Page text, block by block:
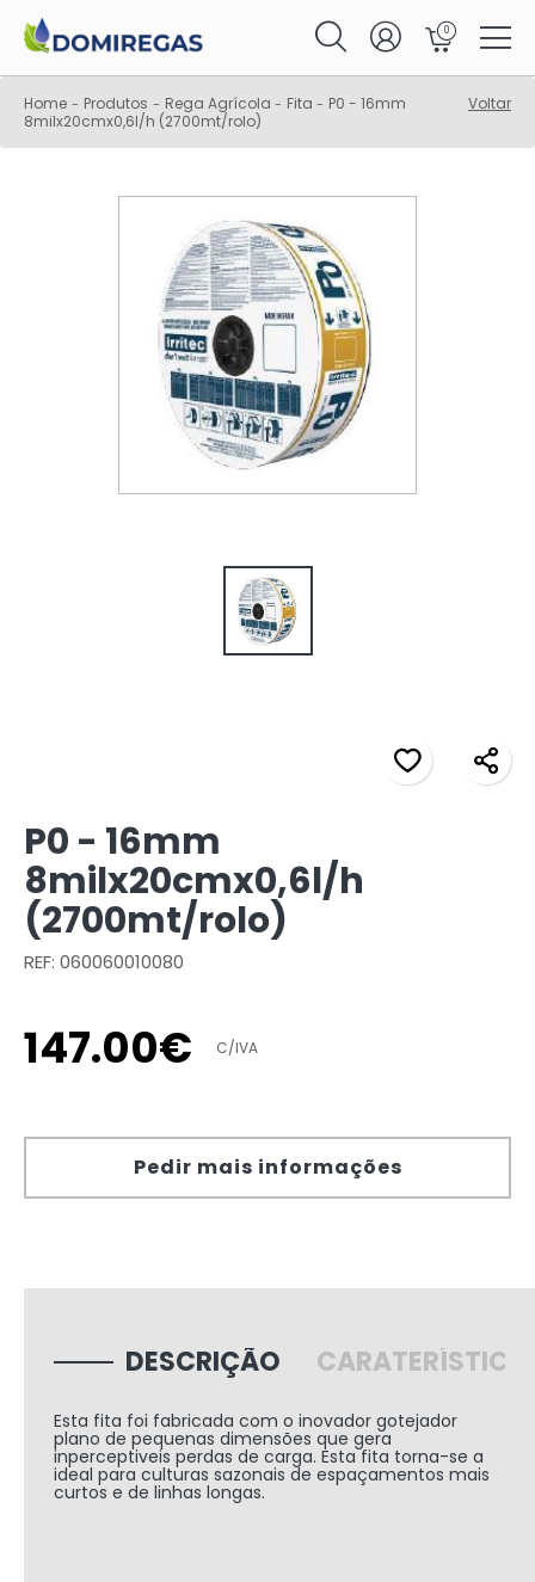
0
Home - Produtos - Rega Agrícola - Fita - P0 - 16mm
8milx20cmx0,6l/h (2700mt/rolo)
Voltar
P0 - 16mm
8milx20cmx0,6l/h
(2700mt/rolo)
REF: 060060010080
147.00€ C/IVA
Pedir mais informações
DESCRIÇÃO
Esta fita foi fabricada com o inovador gotejador
plano de pequenas dimensões que gera
inperceptiveis perdas de carga. Esta fita torna-se a
ideal para culturas sazonais de espaçamentos mais
curtos e de linhas longas.